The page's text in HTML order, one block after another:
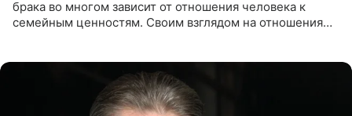
брака во многом зависит от отношения человека к
семейным ценностям. Своим взглядом на отношения